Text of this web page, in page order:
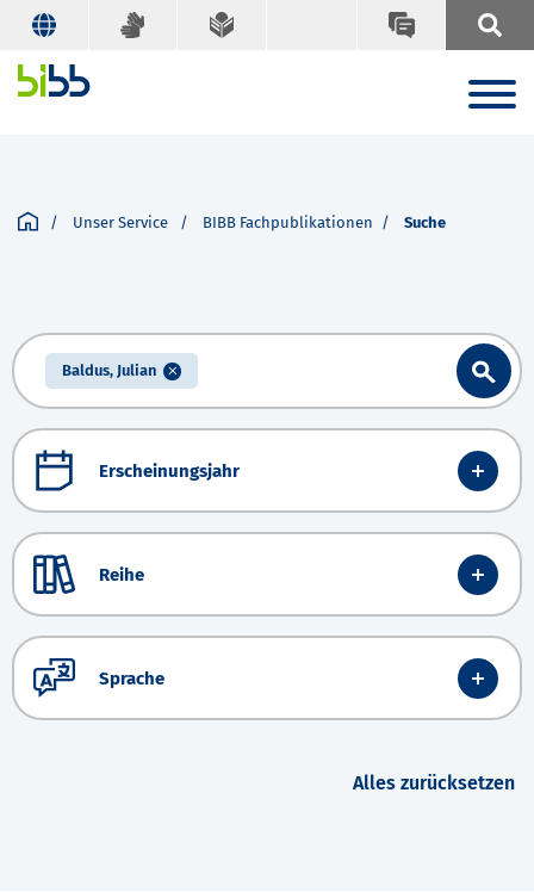
Unser Service BIBB Fachpublikationen Suche
Baldus, Julian
Erscheinungsjahr
Reihe
Sprache
Alles zurücksetzen